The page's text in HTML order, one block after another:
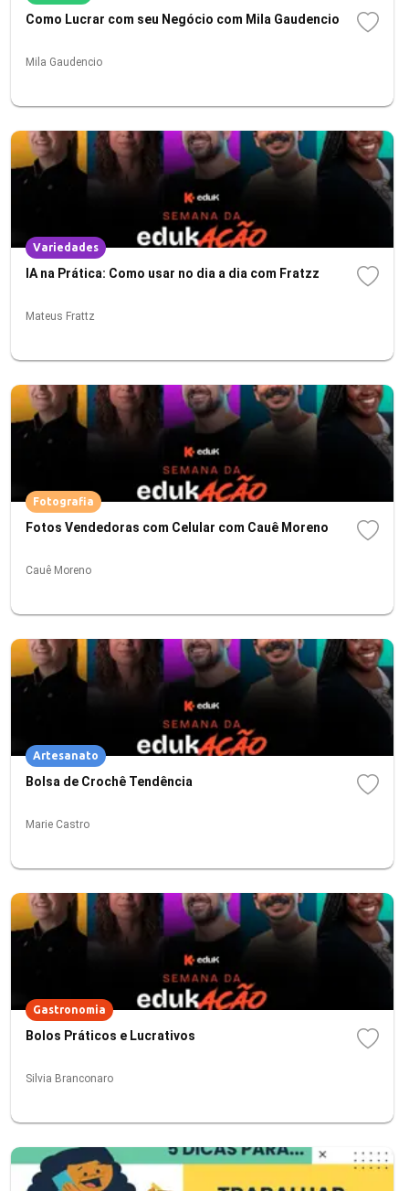
Como Lucrar com seu Negócio com Mila Gaudencio
Mila Gaudencio
Variedades
IA na Prática: Como usar no dia a dia com Fratzz
Mateus Frattz
Fotografia
Fotos Vendedoras com Celular com Cauê Moreno
Cauê Moreno
Artesanato
Bolsa de Crochê Tendência
Marie Castro
Gastronomia
Bolos Práticos e Lucrativos
Silvia Branconaro